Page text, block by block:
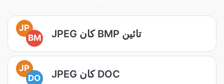
JP
BM
JPEG کان BMP تائين
JP
DO
JPEG کان DOC